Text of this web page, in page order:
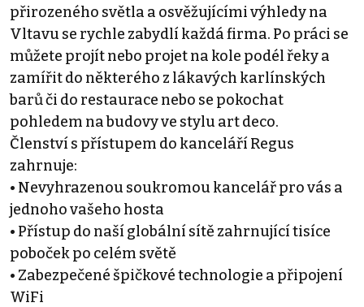
přirozeného světla a osvěžujícími výhledy na
Vltavu se rychle zabydlí každá firma. Po práci se
můžete projít nebo projet na kole podél řeky a
zamířit do některého z lákavých karlínských
barů či do restaurace nebo se pokochat
pohledem na budovy ve stylu art deco.
Členství s přístupem do kanceláří Regus
zahrnuje:
• Nevyhrazenou soukromou kancelář pro vás a
jednoho vašeho hosta
• Přístup do naší globální sítě zahrnující tisíce
poboček po celém světě
• Zabezpečené špičkové technologie a připojení
WiFi